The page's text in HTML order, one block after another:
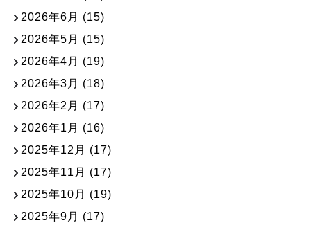
2026年6月 (15)
2026年5月 (15)
2026年4月 (19)
2026年3月 (18)
2026年2月 (17)
2026年1月 (16)
2025年12月 (17)
2025年11月 (17)
2025年10月 (19)
2025年9月 (17)